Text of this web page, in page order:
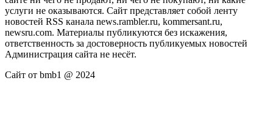
услуги не оказываются. Сайт представляет собой ленту
новостей RSS канала news.rambler.ru, kommersant.ru,
newsru.com. Материалы публикуются без искажения,
ответственность за достоверность публикуемых новостей
Администрация сайта не несёт.
Сайт от bmb1 @ 2024